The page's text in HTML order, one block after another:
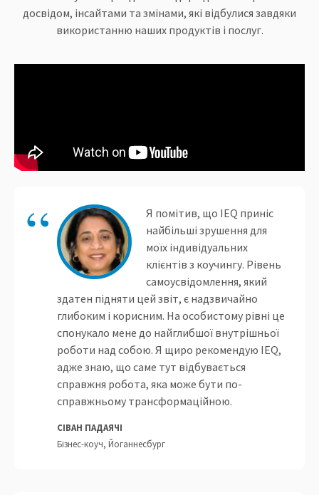
досвідом, інсайтами та змінами, які відбулися завдяки
використанню наших продуктів і послуг.
Я помітив, що IEQ приніс
найбільші зрушення для
моїх індивідуальних
клієнтів з коучингу. Рівень
самоусвідомлення, який
здатен підняти цей звіт, є надзвичайно
глибоким і корисним. На особистому рівні це
спонукало мене до найглибшої внутрішньої
роботи над собою. Я щиро рекомендую IEQ,
адже знаю, що саме тут відбувається
справжня робота, яка може бути по-
справжньому трансформаційною.
СІВАН ПАДАЯЧІ
Бізнес-коуч, Йоганнесбург